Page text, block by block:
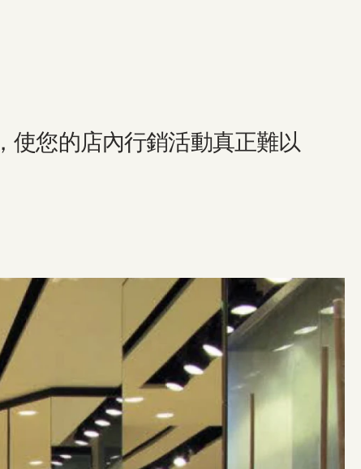
使您的店內行銷活動真正難以